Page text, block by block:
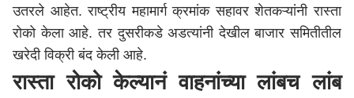
उतरले आहेत. राष्ट्रीय महामार्ग क्रमांक सहावर शेतकऱ्यांनी रास्ता
रोको केला आहे. तर दुसरीकडे अडत्यांनी देखील बाजार समितीतील
खरेदी विक्री बंद केली आहे.
रास्ता रोको केल्यानं वाहनांच्या लांबच लांब